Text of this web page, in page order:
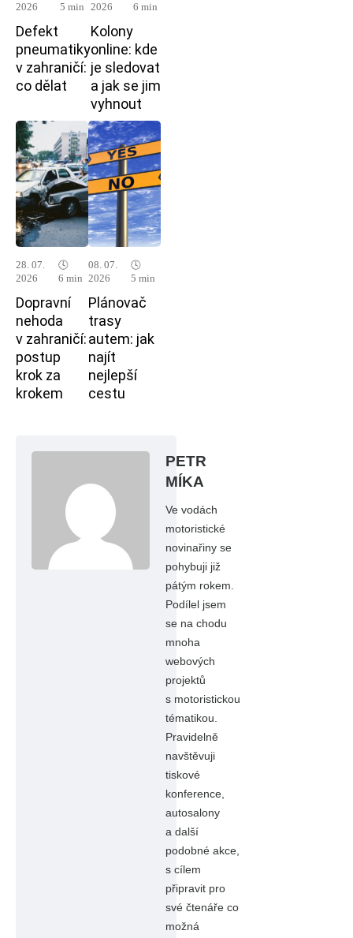
2026 5 min
Defekt
pneumatiky
v zahraničí:
co dělat
2026 6 min
Kolony
online: kde
je sledovat
a jak se jim
vyhnout
28. 07.
2026
🕓
6 min
Dopravní
nehoda
v zahraničí:
postup
krok za
krokem
08. 07.
2026
🕓
5 min
Plánovač
trasy
autem: jak
najít
nejlepší
cestu
PETR
MÍKA
Ve vodách
motoristické
novinařiny se
pohybuji již
pátým rokem.
Podílel jsem
se na chodu
mnoha
webových
projektů
s motoristickou
tématikou.
Pravidelně
navštěvuji
tiskové
konference,
autosalony
a další
podobné akce,
s cílem
připravit pro
své čtenáře co
možná